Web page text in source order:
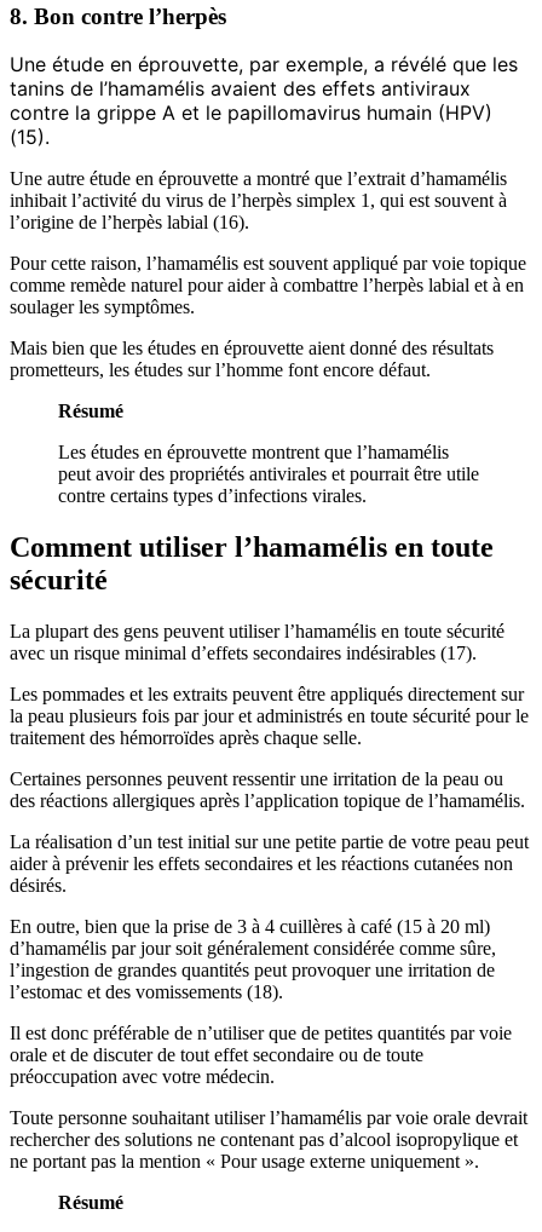
8. Bon contre l’herpès
Une étude en éprouvette, par exemple, a révélé que les
tanins de l’hamamélis avaient des effets antiviraux
contre la grippe A et le papillomavirus humain (HPV)
(15).
Une autre étude en éprouvette a montré que l’extrait d’hamamélis
inhibait l’activité du virus de l’herpès simplex 1, qui est souvent à
l’origine de l’herpès labial (16).
Pour cette raison, l’hamamélis est souvent appliqué par voie topique
comme remède naturel pour aider à combattre l’herpès labial et à en
soulager les symptômes.
Mais bien que les études en éprouvette aient donné des résultats
prometteurs, les études sur l’homme font encore défaut.
Résumé
Les études en éprouvette montrent que l’hamamélis
peut avoir des propriétés antivirales et pourrait être utile
contre certains types d’infections virales.
Comment utiliser l’hamamélis en toute
sécurité
La plupart des gens peuvent utiliser l’hamamélis en toute sécurité
avec un risque minimal d’effets secondaires indésirables (17).
Les pommades et les extraits peuvent être appliqués directement sur
la peau plusieurs fois par jour et administrés en toute sécurité pour le
traitement des hémorroïdes après chaque selle.
Certaines personnes peuvent ressentir une irritation de la peau ou
des réactions allergiques après l’application topique de l’hamamélis.
La réalisation d’un test initial sur une petite partie de votre peau peut
aider à prévenir les effets secondaires et les réactions cutanées non
désirés.
En outre, bien que la prise de 3 à 4 cuillères à café (15 à 20 ml)
d’hamamélis par jour soit généralement considérée comme sûre,
l’ingestion de grandes quantités peut provoquer une irritation de
l’estomac et des vomissements (18).
Il est donc préférable de n’utiliser que de petites quantités par voie
orale et de discuter de tout effet secondaire ou de toute
préoccupation avec votre médecin.
Toute personne souhaitant utiliser l’hamamélis par voie orale devrait
rechercher des solutions ne contenant pas d’alcool isopropylique et
ne portant pas la mention « Pour usage externe uniquement ».
Résumé